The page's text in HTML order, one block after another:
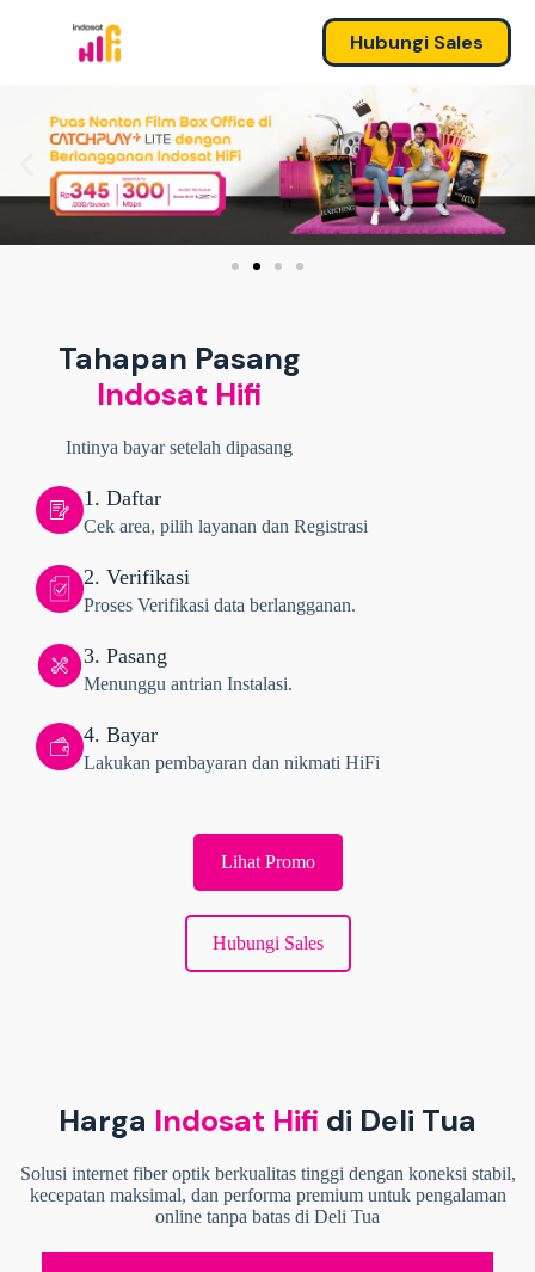
Hubungi Sales
Tahapan Pasang
Indosat Hifi
Intinya bayar setelah dipasang
1. Daftar
Cek area, pilih layanan dan Registrasi
2. Verifikasi
Proses Verifikasi data berlangganan.
3. Pasang
Menunggu antrian Instalasi.
4. Bayar
Lakukan pembayaran dan nikmati HiFi
Lihat Promo
Hubungi Sales
Harga Indosat Hifi di Deli Tua
Solusi internet fiber optik berkualitas tinggi dengan koneksi stabil,
kecepatan maksimal, dan performa premium untuk pengalaman
online tanpa batas di Deli Tua